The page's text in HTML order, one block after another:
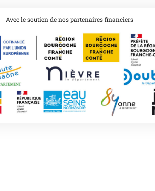
Avec le soutien de nos partenaires financiers